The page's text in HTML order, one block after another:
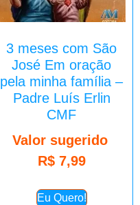
3 meses com São
José Em oração
pela minha família –
Padre Luís Erlin
CMF
Valor sugerido
R$7,99
Eu Quero!